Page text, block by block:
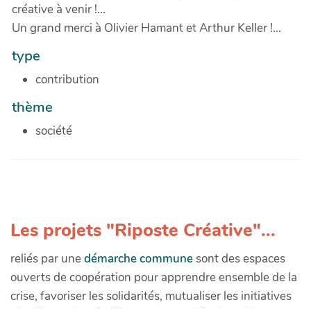
créative à venir !...
Un grand merci à Olivier Hamant et Arthur Keller !...
type
contribution
thème
société